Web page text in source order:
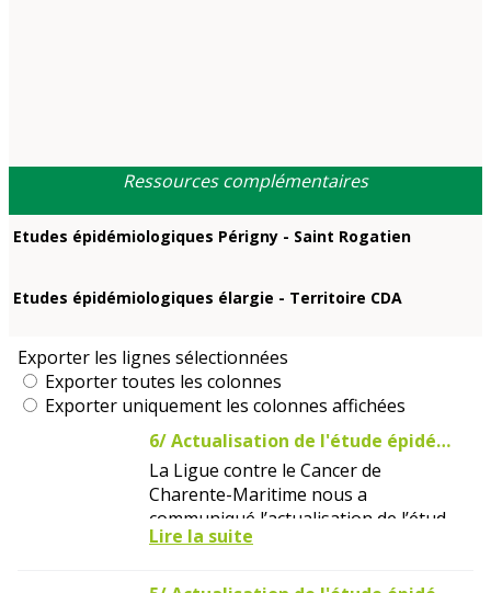
Ressources complémentaires
Etudes épidémiologiques Périgny - Saint Rogatien
Etudes épidémiologiques élargie - Territoire CDA